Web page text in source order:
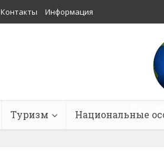
Контакты Информация
Туризм Национальные